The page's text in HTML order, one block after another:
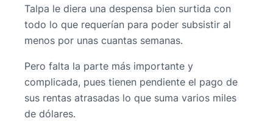
Talpa le diera una despensa bien surtida con
todo lo que requerían para poder subsistir al
menos por unas cuantas semanas.
Pero falta la parte más importante y
complicada, pues tienen pendiente el pago de
sus rentas atrasadas lo que suma varios miles
de dólares.